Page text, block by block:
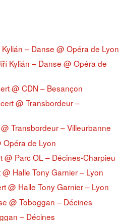
– Danse @ Opéra de Lyon
Kylián – Danse @ Opéra de
@ CDN – Besançon
@ Transbordeur –
Transbordeur – Villeurbanne
Opéra de Lyon
@ Parc OL – Décines-Charpieu
Halle Tony Garnier – Lyon
@ Halle Tony Garnier – Lyon
@ Toboggan – Décines
– Décines